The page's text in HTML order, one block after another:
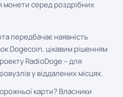
серед роздрібних
передбачає наявність
Dogecoin. цікавим рішенням
RadioDoge – для
у віддалених місцях.
карти? Власники